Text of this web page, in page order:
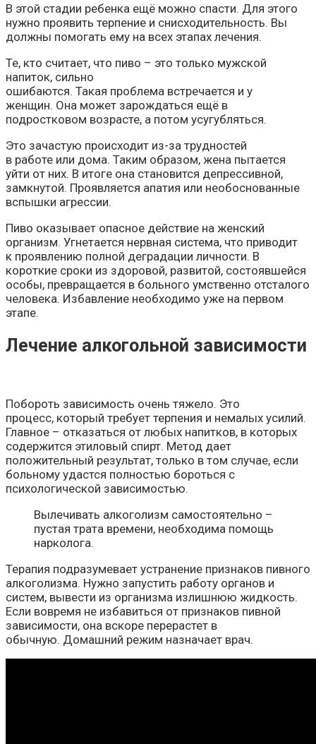
В этой стадии ребенка ещё можно спасти. Для этого
нужно проявить терпение и снисходительность. Вы
должны помогать ему на всех этапах лечения.
Те, кто считает, что пиво – это только мужской
напиток, сильно
ошибаются. Такая проблема встречается и у
женщин. Она может зарождаться ещё в
подростковом возрасте, а потом усугубляться.
Это зачастую происходит из-за трудностей
в работе или дома. Таким образом, жена пытается
уйти от них. В итоге она становится депрессивной,
замкнутой. Проявляется апатия или необоснованные
вспышки агрессии.
Пиво оказывает опасное действие на женский
организм. Угнетается нервная система, что приводит
к проявлению полной деградации личности. В
короткие сроки из здоровой, развитой, состоявшейся
особы, превращается в больного умственно отсталого
человека. Избавление необходимо уже на первом
этапе.
Лечение алкогольной зависимости
Побороть зависимость очень тяжело. Это
процесс, который требует терпения и немалых усилий.
Главное – отказаться от любых напитков, в которых
содержится этиловый спирт. Метод дает
положительный результат, только в том случае, если
больному удастся полностью бороться с
психологической зависимостью.
Вылечивать алкоголизм самостоятельно –
пустая трата времени, необходима помощь
нарколога.
Терапия подразумевает устранение признаков пивного
алкоголизма. Нужно запустить работу органов и
систем, вывести из организма излишнюю жидкость.
Если вовремя не избавиться от признаков пивной
зависимости, она вскоре перерастет в
обычную. Домашний режим назначает врач.